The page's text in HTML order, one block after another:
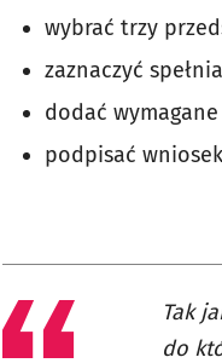
wybrać trzy
zaznaczyć
dodać wymagane
podpisać
Tak
do